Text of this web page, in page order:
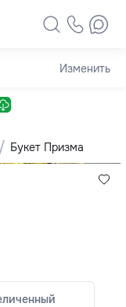
Изменить
Букет Призма